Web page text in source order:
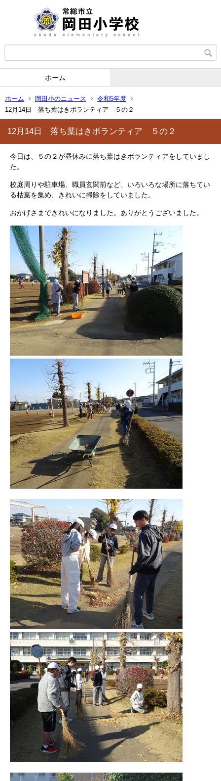
ホーム
ホーム 岡田小のニュース
令和5年度
12月14日 落ち葉はきボランティア ５の２
12月14日 落ち葉はきボランティア ５の２
今日は、５の２が昼休みに落ち葉はきボランティアをしていまし
た。
校庭周りや駐車場、職員玄関前など、いろいろな場所に落ちてい
る枯葉を集め、きれいに掃除をしていました。
おかげさまできれいになりました。ありがとうございました。